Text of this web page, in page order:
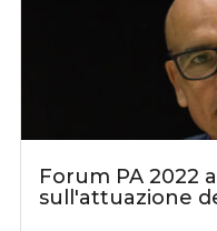
Forum PA 2022
sull'attuazione